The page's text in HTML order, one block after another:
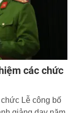
các chức
Lễ công bố